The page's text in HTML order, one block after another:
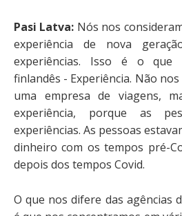
Pasi Latva: Nós nos
experiência de nova
experiências. Isso é o que
finlandês - Experiência. Não
uma empresa de viagens,
experiência, porque as
experiências. As pessoas
dinheiro com os tempos pré-
depois dos tempos Covid.
O que nos difere das agências